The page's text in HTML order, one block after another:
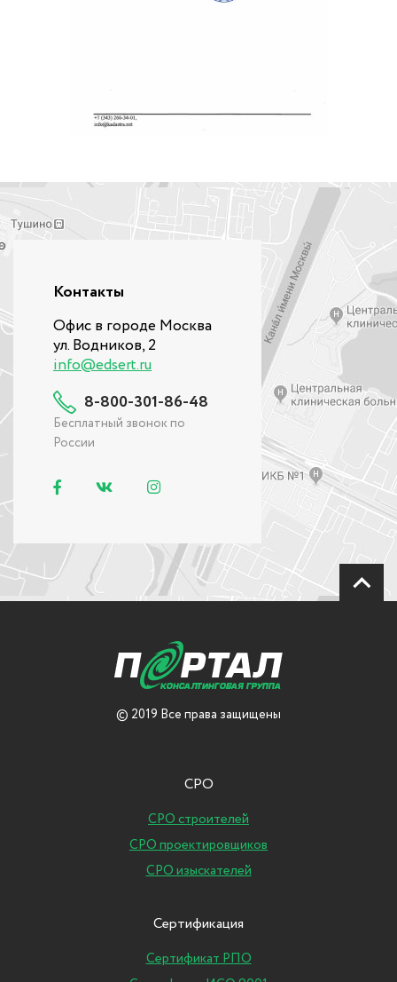
Контакты
Офис в городе Москва
ул. Водников, 2
info@edsert.ru
8-800-301-86-48
Бесплатный звонок по
России
© 2019 Все права защищены
СРО
СРО строителей
СРО проектировщиков
СРО изыскателей
Сертификация
Сертификат РПО